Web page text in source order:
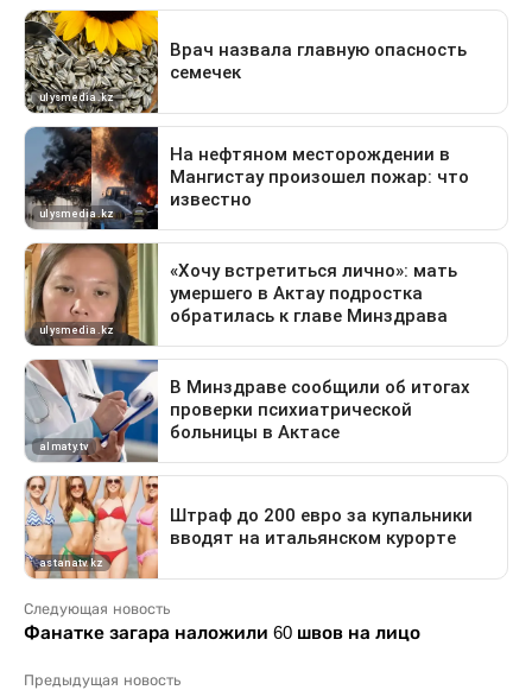
Следующая новость
Фанатке загара наложили 60 швов на лицо
Предыдущая новость